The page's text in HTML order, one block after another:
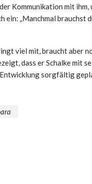
Kommunikation mit
ein: „Manchmal brauchst
viel mit, braucht aber
dass er Schalke mit
sorgfältig